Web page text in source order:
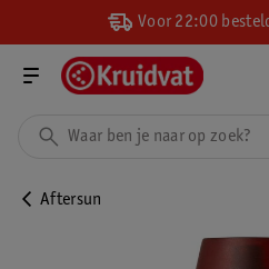
Voor 22:00
Aftersun